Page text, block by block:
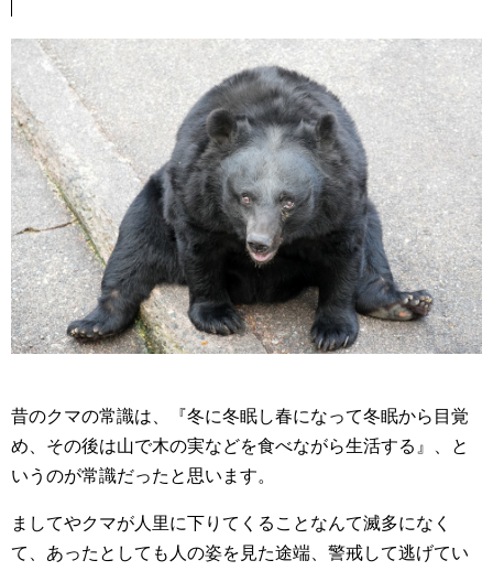
昔のクマの常識は、『冬に冬眠し春になって冬眠から目覚
め、その後は山で木の実などを食べながら生活する』、と
いうのが常識だったと思います。
ましてやクマが人里に下りてくることなんて滅多になく
て、あったとしても人の姿を見た途端、警戒して逃げてい